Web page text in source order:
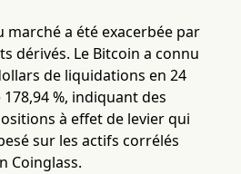
marché a été exacerbée par
dérivés. Le Bitcoin a connu
de liquidations en 24
%, indiquant des
à effet de levier qui
sur les actifs corrélés
Coinglass.